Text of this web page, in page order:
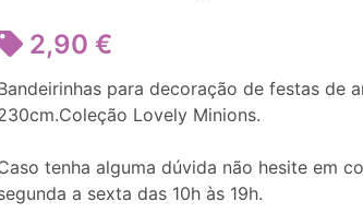
2,90 €
para decoração de festas de
Lovely Minions.
tenha alguma dúvida não hesite em
a sexta das 10h às 19h.